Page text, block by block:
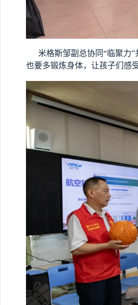
米格斯邹副总协同“临聚力”
也要多锻炼身体，让孩子们感